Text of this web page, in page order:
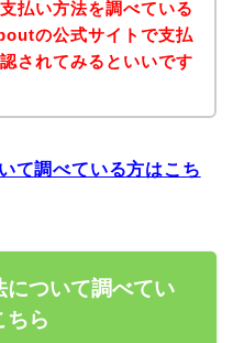
払い方法を調べている
の公式サイトで支払
されてみるといいです
て調べている方はこち
ついて調べてい
ちら